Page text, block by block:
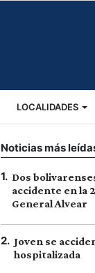
LOCALIDADES
Noticias más
1. Dos
accidente en la
General Alvear
2. Joven se
hospitalizada